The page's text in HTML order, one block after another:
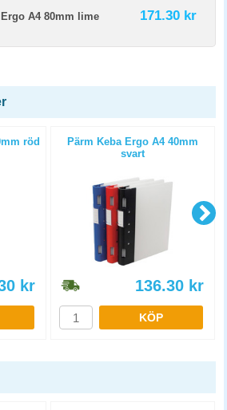
A4 80mm lime 171.30 kr
röd
kr
Pärm Keba Ergo A4 40mm
svart
136.30 kr
KÖP